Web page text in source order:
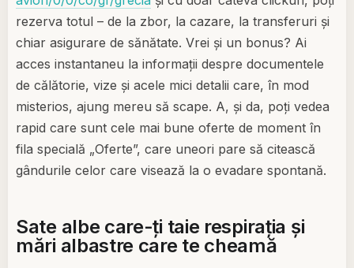
rezerva totul – de la zbor, la cazare, la transferuri și
chiar asigurare de sănătate. Vrei și un bonus? Ai
acces instantaneu la informații despre documentele
de călătorie, vize și acele mici detalii care, în mod
misterios, ajung mereu să scape. A, și da, poți vedea
rapid care sunt cele mai bune oferte de moment în
fila specială „Oferte”, care uneori pare să citească
gândurile celor care visează la o evadare spontană.
Sate albe care-ți taie respirația și
mări albastre care te cheamă